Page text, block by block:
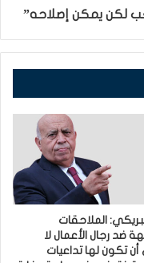
لكن يمكن إصلاحه”
الملاحقات
ضد رجال الأعمال لا
تكون لها تداعيات